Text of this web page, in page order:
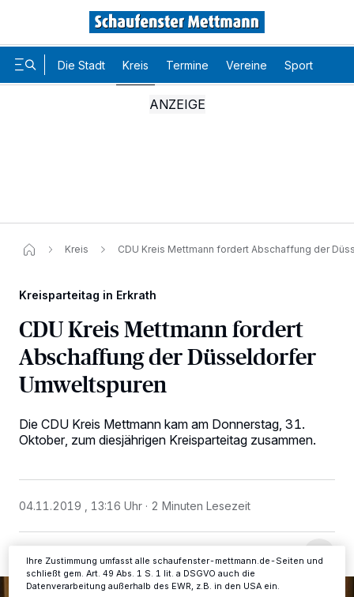
Die Stadt Kreis Termine Vereine Sport
Kreis CDU Kreis Mettmann fordert Abschaffung der
Kreisparteitag in Erkrath
CDU Kreis Mettmann fordert
Abschaffung der Düsseldorfer
Umweltspuren
Die CDU Kreis Mettmann kam am Donnerstag, 31.
Oktober, zum diesjährigen Kreisparteitag zusammen.
04.11.2019 , 13:16 Uhr 2 Minuten Lesezeit
Kennungen auf Ihrem Gerät zu. Durch Auswahl von OK aktivieren Sie
Tracking-Technologien für die unter „Wir und unsere Partner
Anzeigen möglicherweise nicht mehr so relevant für Sie. Sie können
ändern oder Ihre Einwilligung zu widerrufen, indem Sie auf den Link
Einstellungen oder Ablehnen am unteren Rand der Webseite klicken.
Ihre Zustimmung umfasst alle schaufenster-mettmann.de-Seiten und
schließt gem. Art. 49 Abs. 1 S. 1 lit. a DSGVO auch die
Datenverarbeitung außerhalb des EWR, z.B. in den USA ein.